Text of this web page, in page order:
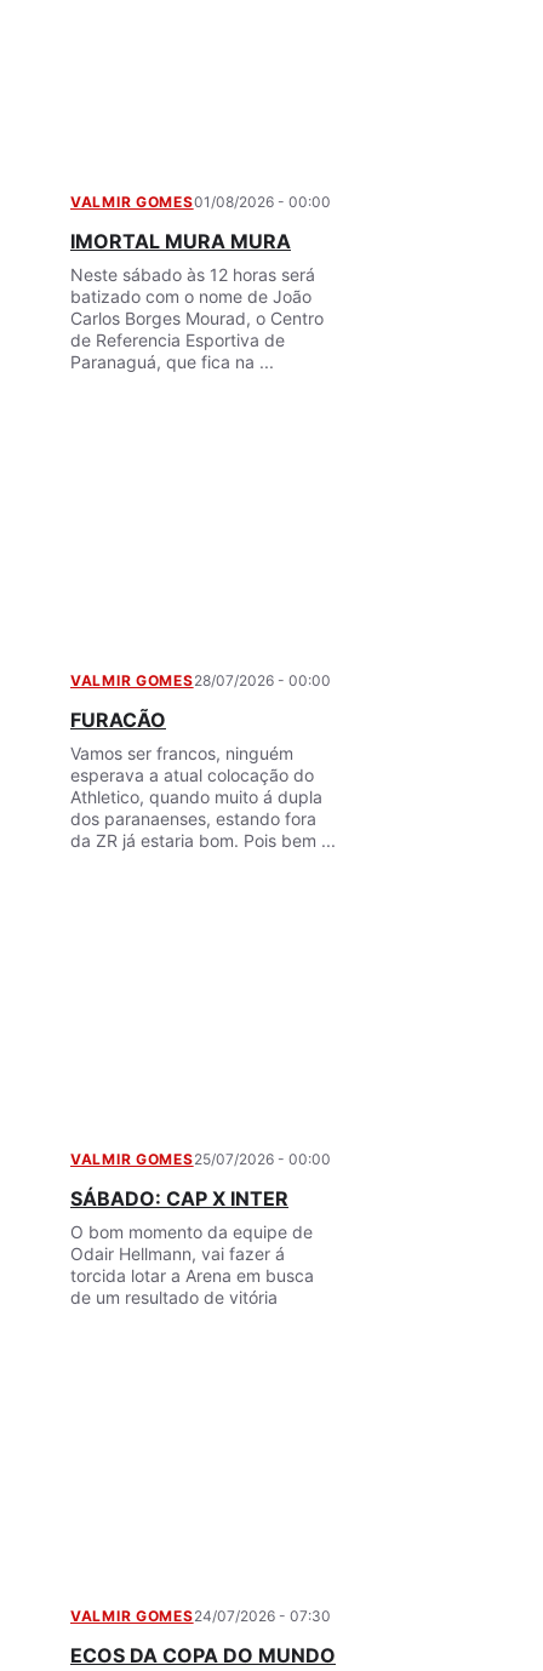
VALMIR GOMES01/08/2026 - 00:00
IMORTAL MURA MURA
Neste sábado às 12 horas será
batizado com o nome de João
Carlos Borges Mourad, o Centro
de Referencia Esportiva de
Paranaguá, que fica na ...
VALMIR GOMES28/07/2026 - 00:00
FURACÃO
Vamos ser francos, ninguém
esperava a atual colocação do
Athletico, quando muito á dupla
dos paranaenses, estando fora
da ZR já estaria bom. Pois bem ...
VALMIR GOMES25/07/2026 - 00:00
SÁBADO: CAP X INTER
O bom momento da equipe de
Odair Hellmann, vai fazer á
torcida lotar a Arena em busca
de um resultado de vitória
VALMIR GOMES24/07/2026 - 07:30
ECOS DA COPA DO MUNDO